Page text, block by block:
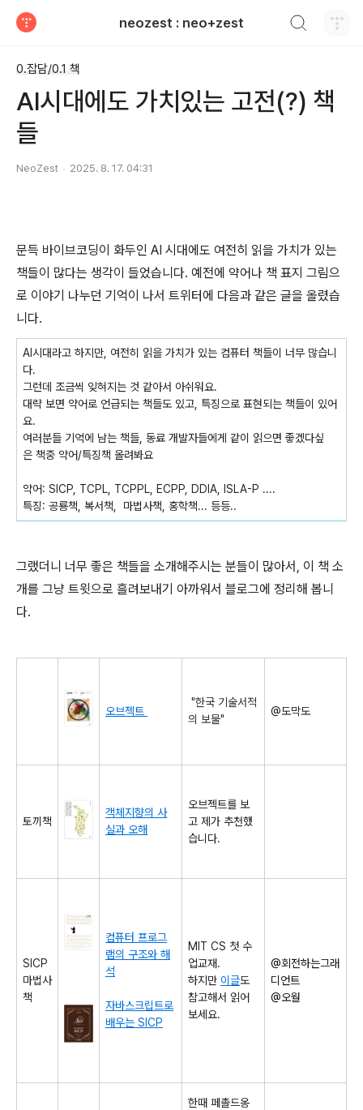
neozest : neo+zest
0.잡담/0.1 책
AI시대에도 가치있는 고전(?) 책
들
NeoZest 2025. 8. 17. 04:31
문득 바이브코딩이 화두인 AI 시대에도 여전히 읽을 가치가 있는
책들이 많다는 생각이 들었습니다. 예전에 약어나 책 표지 그림으
로 이야기 나누던 기억이 나서 트위터에 다음과 같은 글을 올렸습
니다.
AI시대라고 하지만, 여전히 읽을 가치가 있는 컴퓨터 책들이 너무 많습니
다.
그런데 조금씩 잊혀지는 것 같아서 아쉬워요.
대략 보면 약어로 언급되는 책들도 있고, 특징으로 표현되는 책들이 있어
요.
여러분들 기억에 남는 책들, 동료 개발자들에게 같이 읽으면 좋겠다싶
은 책중 약어/특징책 올려봐요
약어: SICP, TCPL, TCPPL, ECPP, DDIA, ISLA-P ....
특징: 공룡책, 복서책, 마법사책, 홍학책... 등등..
그랬더니 너무 좋은 책들을 소개해주시는 분들이 많아서, 이 책 소
개를 그냥 트윗으로 흘려보내기 아까워서 블로그에 정리해 봅니
다.
오브젝트
"한국 기술서적
의 보물"
@도막도
토끼책
객체지향의 사
실과 오해
오브젝트를 보
고 제가 추천했
습니다.
SICP
마법사
책
컴퓨터 프로그
램의 구조와 해
석
자바스크립트로
배우는 SICP
MIT CS 첫 수
업교재.
하지만 이글도
참고해서 읽어
보세요.
@회전하는그래
디언트
@오월
한때 페촐드옹